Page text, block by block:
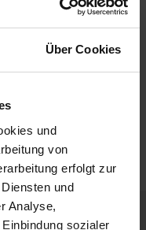
Über Cookies
und
von
erfolgt zur
und
Analyse,
sozialer